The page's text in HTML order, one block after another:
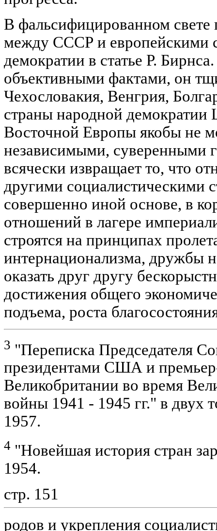
В фальсифицированном свете
между СССР и европейскими
демократии в статье Р.
объективными фактами, он
Чехословакия, Венгрия,
страны народной
Восточной Европы якобы не
независимыми, суверенными
всячески извращает то, что
другими социалистическими
совершенно иной основе, в
отношений в лагере
строятся на принципах
интернационализма, дружбы
оказать друг другу
достижения общего
подъема, роста
3 "Переписка Председателя
президентами США и
Великобритании во время
войны 1941 - 1945 гг." в двух
1957.
4 "Новейшая история стран
1954.
стр. 151
родов и укрепления